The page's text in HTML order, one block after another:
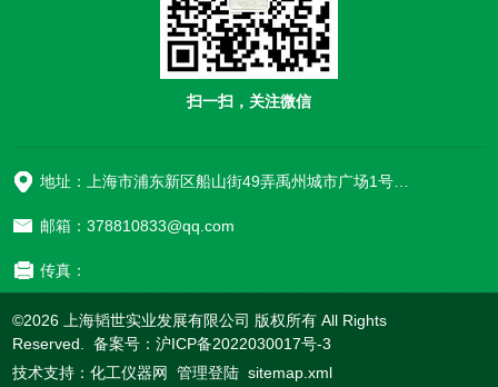
扫一扫，关注微信
地址：上海市浦东新区船山街49弄禹州城市广场1号楼906
邮箱：378810833@qq.com
传真：
©2026 上海韬世实业发展有限公司 版权所有 All Rights
Reserved. 备案号：沪ICP备2022030017号-3
技术支持：化工仪器网 管理登陆 sitemap.xml